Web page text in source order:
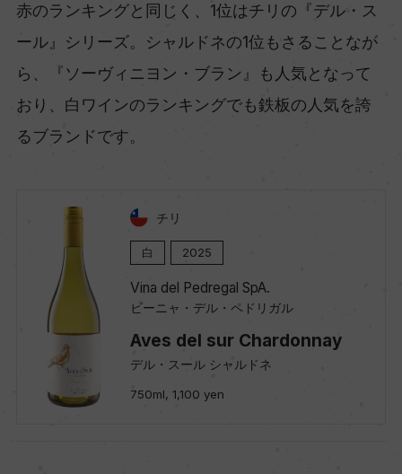
赤のランキングと同じく、1位はチリの『デル・ス
ール』シリーズ。シャルドネの1位もさることなが
ら、『ソーヴィニヨン・ブラン』も人気となって
おり、白ワインのランキングでも鉄板の人気を誇
るブランドです。
チリ
白 2025
Vina del Pedregal SpA.
ビーニャ・デル・ペドリガル
Aves del sur Chardonnay
デル・スール シャルドネ
750ml, 1,100 yen